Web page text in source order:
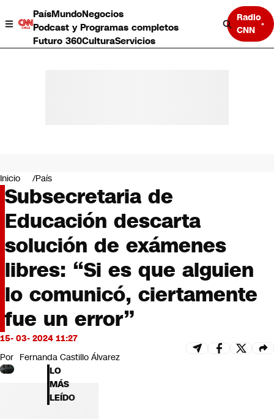
PaísMundoNegocios
Podcast y Programas completos
Futuro 360CulturaServicios
Radio
CNN
Negocios
Deportes
Programas completos
Cultura
Servicios
Bits
CNN tiempo
Opinión
Inicio País
Subsecretaria de
Educación descarta
solución de exámenes
libres: “Si es que alguien
lo comunicó, ciertamente
fue un error”
15- 03- 2024 11:27
Por Fernanda Castillo Álvarez
LO
MÁS
LEÍDO